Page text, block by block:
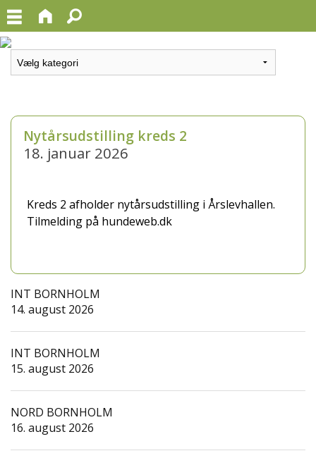
Nytårsudstilling kreds 2
18. januar 2026
Kreds 2 afholder nytårsudstilling i Årslevhallen.
Tilmelding på hundeweb.dk
INT BORNHOLM
14. august 2026
INT BORNHOLM
15. august 2026
NORD BORNHOLM
16. august 2026